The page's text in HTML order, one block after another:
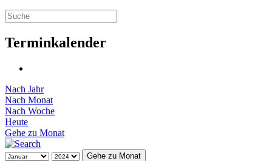
Terminkalender
Nach Jahr
Nach Monat
Nach Woche
Heute
Gehe zu Monat
Gehe zu Monat